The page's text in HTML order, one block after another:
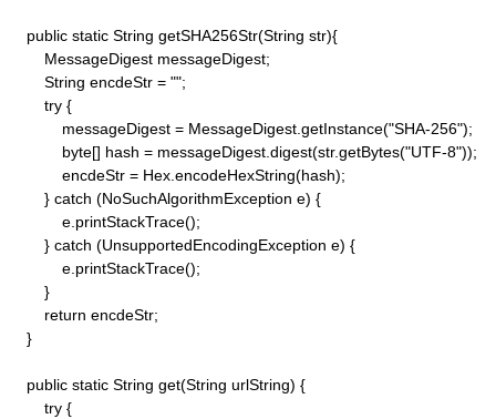
    public static String getSHA256Str(String str){
        MessageDigest messageDigest;
        String encdeStr = "";
        try {
            messageDigest = MessageDigest.getInstance("SHA-256");
            byte[] hash = messageDigest.digest(str.getBytes("UTF-8"));
            encdeStr = Hex.encodeHexString(hash);
        } catch (NoSuchAlgorithmException e) {
            e.printStackTrace();
        } catch (UnsupportedEncodingException e) {
            e.printStackTrace();
        }
        return encdeStr;
    }
    public static String get(String urlString) {
        try {